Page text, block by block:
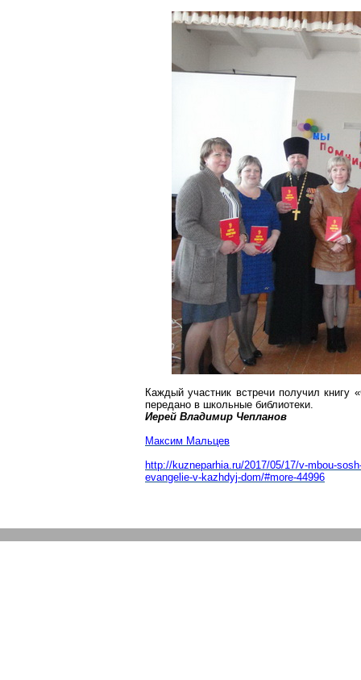
Каждый участник встречи получил книгу
передано в школьные библиотеки.
Иерей Владимир Чепланов
Максим Мальцев
http://kuzneparhia.ru/2017/05/17/v-mbou-
evangelie-v-kazhdyj-dom/#more-44996